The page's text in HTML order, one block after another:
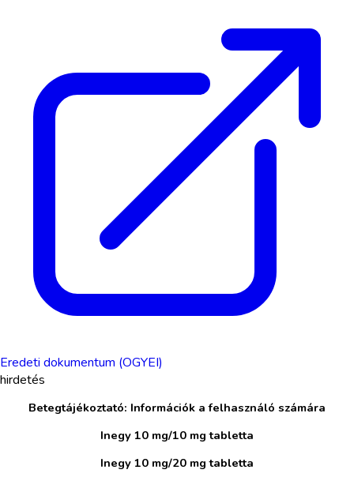
Eredeti dokumentum (OGYEI)
hirdetés
Betegtájékoztató: Információk a felhasználó számára
Inegy 10 mg/10 mg tabletta
Inegy 10 mg/20 mg tabletta